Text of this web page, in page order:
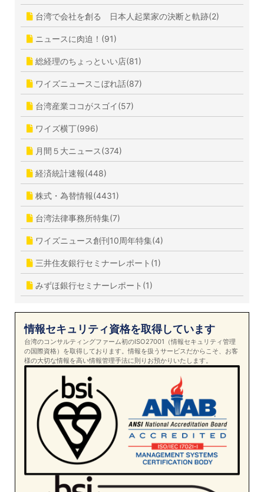
台湾で会社を創る 日本人起業家の決断と軌跡(2)
ニュースに肉迫！(91)
総経理のちょっといい店(81)
ワイズニュースこぼれ話(87)
台湾産業ココがスゴイ(57)
ワイズ横丁(996)
月間５大ニュース(374)
経済統計速報(448)
株式・為替情報(4431)
台湾法律事務所特集(7)
ワイズニュース創刊10周年特集(4)
三井住友銀行セミナーレポート(1)
みずほ銀行セミナーレポート(1)
情報セキュリティ資格を取得しています
台湾のコンサルティングファーム初のISO27001（情報セキュリティ管理
の国際資格）を取得しております。情報を扱うサービスだからこそ、お客
様の大切な情報を高い情報管理手法に則りお預かりいたします。